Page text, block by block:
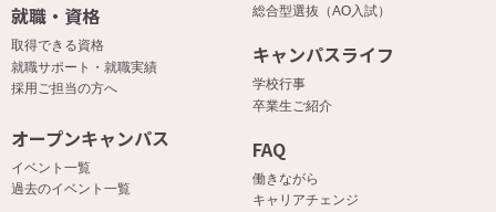
総合型選抜（AO入試）
就職・資格
取得できる資格
就職サポート・就職実績
採用ご担当の方へ
キャンパスライフ
学校行事
卒業生ご紹介
オープンキャンパス
イベント一覧
過去のイベント一覧
FAQ
働きながら
キャリアチェンジ